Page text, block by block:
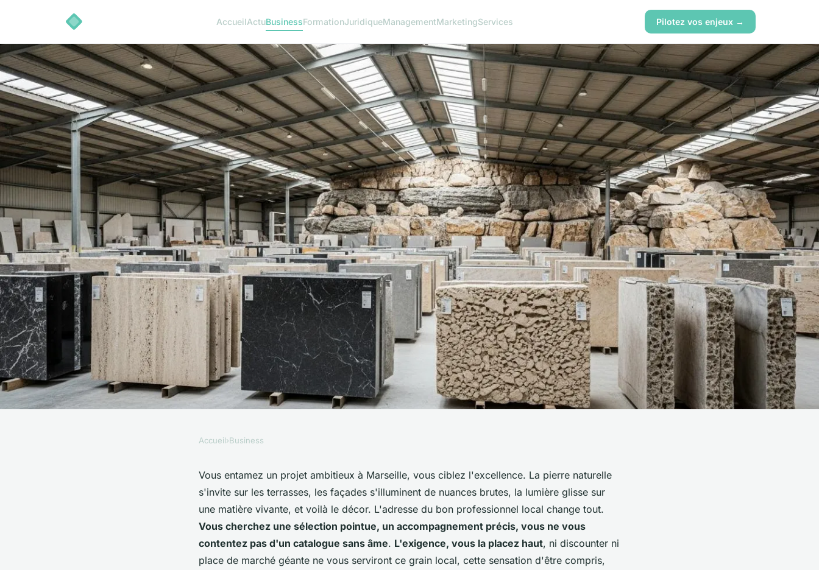
AccueilActuBusinessFormationJuridiqueManagementMarketingServices Pilotez vos enjeux →
Grossiste en pierre naturelle à
Marseille : la référence pour vos
projets haut de gamme
Accueil›Business
Vous entamez un projet ambitieux à Marseille, vous ciblez l'excellence. La pierre naturelle
s'invite sur les terrasses, les façades s'illuminent de nuances brutes, la lumière glisse sur
une matière vivante, et voilà le décor. L'adresse du bon professionnel local change tout.
Vous cherchez une sélection pointue, un accompagnement précis, vous ne vous
contentez pas d'un catalogue sans âme. L'exigence, vous la placez haut, ni discounter ni
place de marché géante ne vous serviront ce grain local, cette sensation d'être compris,